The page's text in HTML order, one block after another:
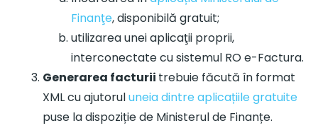
Finanţe, disponibilă gratuit;
utilizarea unei aplicaţii proprii,
interconectate cu sistemul RO e-Factura.
Generarea facturii trebuie făcută în format
XML cu ajutoruluneia dintre aplicațiile gratuite
puse la dispoziție de Ministerul de Finanțe.